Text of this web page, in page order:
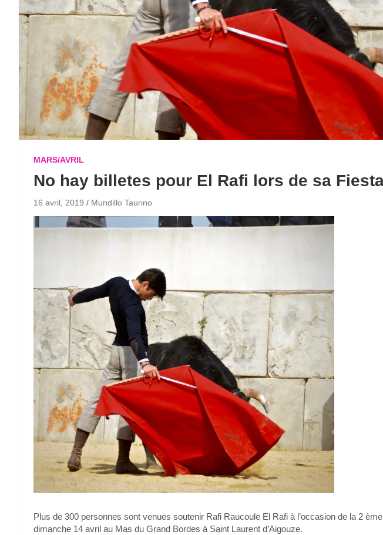
MARS/AVRIL
No hay billetes pour El Rafi lors de sa
16 avril, 2019 Mundillo Taurino
Plus de 300 personnes sont venues soutenir Rafi Raucoule El Rafi à l’occasion de la 2
dimanche 14 avril au Mas du Grand Bordes à Saint Laurent d’Aigouze.